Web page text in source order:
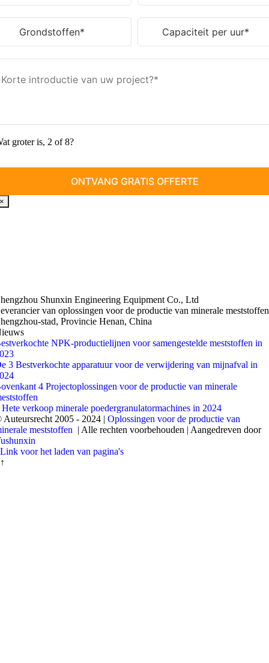
groter is, 2 of 8?
×
Shunxin Engineering Equipment Co., Ltd
van oplossingen voor de productie van minerale meststoffen
stad, Provincie Henan, China
NPK-productielijnen voor samengestelde meststoffen in
3 Bestverkochte apparatuur voor de verwijdering van mijnafval in
4 Projectoplossingen voor de productie van minerale
Hete verkoop minerale poedergranulatormachines in 2024
Auteursrecht 2005 - 2024 |Oplossingen voor de productie van
meststoffen | Alle rechten voorbehouden | Aangedreven door
Link voor het laden van pagina's
↑